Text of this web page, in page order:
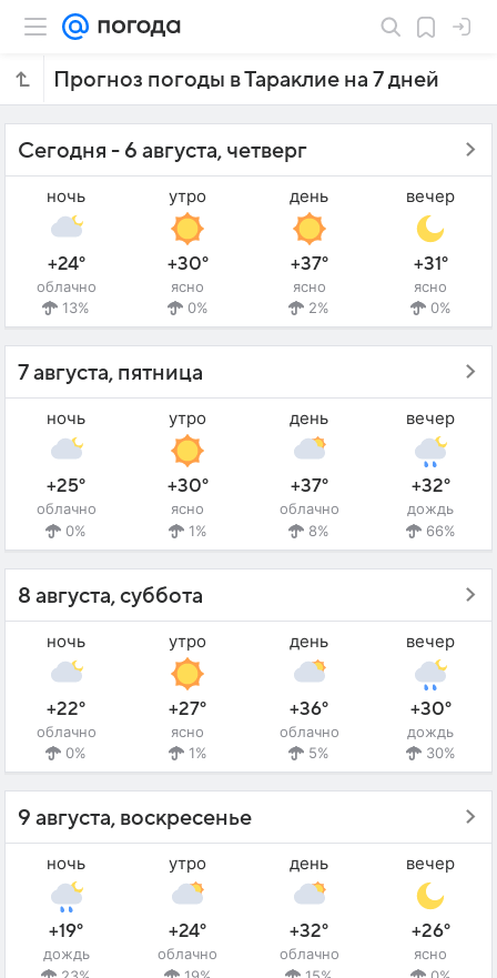
Прогноз погоды в Тараклие на 7 дней
Сегодня - 6 августа, четверг
ночь
+24°
облачно
13%
утро
+30°
ясно
0%
день
+37°
ясно
2%
вечер
+31°
ясно
0%
7 августа, пятница
ночь
+25°
облачно
0%
утро
+30°
ясно
1%
день
+37°
облачно
8%
вечер
+32°
дождь
66%
8 августа, суббота
ночь
+22°
облачно
0%
утро
+27°
ясно
1%
день
+36°
облачно
5%
вечер
+30°
дождь
30%
9 августа, воскресенье
ночь
+19°
дождь
утро
+24°
облачно
день
+32°
облачно
вечер
+26°
ясно